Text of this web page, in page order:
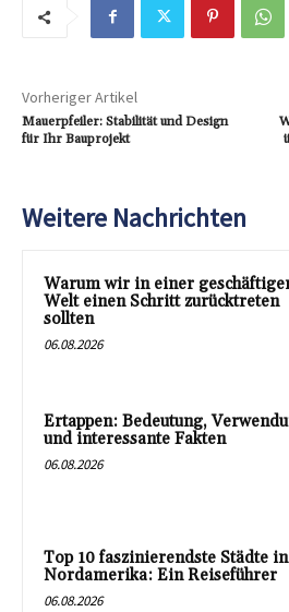
Vorheriger Artikel
Mauerpfeiler: Stabilität und Design
für Ihr Bauprojekt
Weitere Nachrichten
Warum wir in einer
Welt einen Schritt zurücktreten
sollten
06.08.2026
Ertappen: Bedeutung,
und interessante Fakten
06.08.2026
Top 10 faszinierendste Städte in
Nordamerika: Ein Reiseführer
06.08.2026